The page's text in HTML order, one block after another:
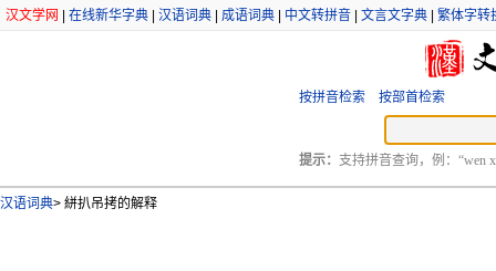
汉文学网 在线新华字典 汉语词典 成语词典 中文转拼音 文言文字典 繁体字转
按拼音检索 按部首检索
提示： 支持拼音查询，例：“wen
汉语词典> 絣扒吊拷的解释